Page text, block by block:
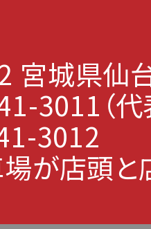
宮城県仙
3011（
3012
が店頭と